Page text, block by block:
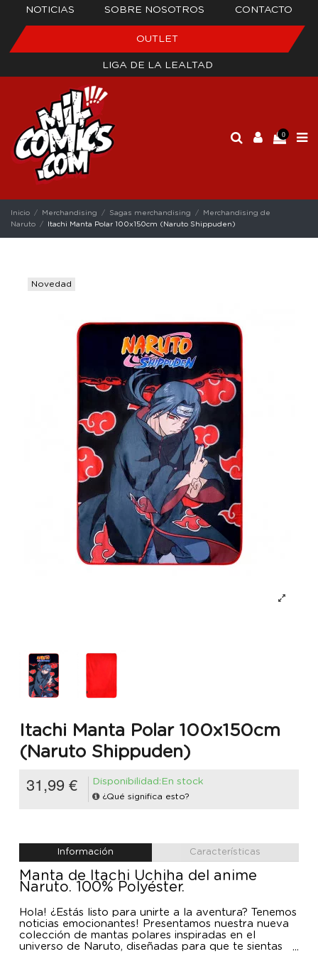
NOTICIAS SOBRE NOSOTROS CONTACTO
OUTLET
LIGA DE LA LEALTAD
0
Inicio Merchandising Sagas merchandising
Merchandising de
Naruto
Itachi Manta Polar 100x150cm (Naruto Shippuden)
Novedad
Itachi Manta Polar 100x150cm
(Naruto Shippuden)
31,99 € Disponibilidad:En stock
¿Qué significa esto?
Información Características
Manta de Itachi Uchiha del anime
Naruto. 100% Polyéster.
Hola! ¿Estás listo para unirte a la aventura? Tenemos
noticias emocionantes! Presentamos nuestra nueva
colección de mantas polares inspiradas en el
universo de Naruto, diseñadas para que te sientas